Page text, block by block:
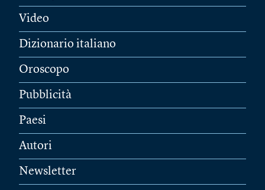
Video
Dizionario italiano
Oroscopo
Pubblicità
Paesi
Autori
Newsletter